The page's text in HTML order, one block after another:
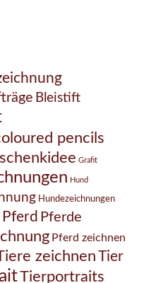
Bleistift
pencils
Grafit
Hund
Hundezeichnungen
Pferd Pferde
Pferd zeichnen
zeichnenTier
Tierportraits